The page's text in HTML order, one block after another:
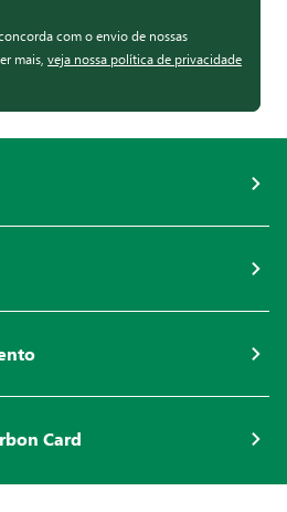
com o envio de nossas
mais, veja nossa política de privacidade
Card